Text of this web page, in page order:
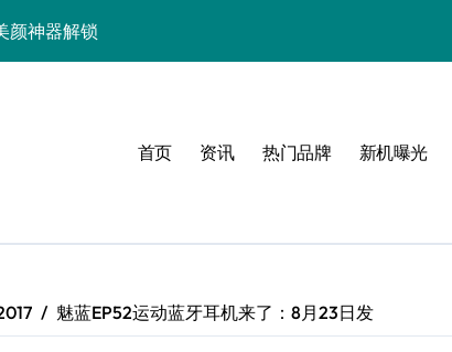
颜神器解锁
星时尚新高度！
秒变手机个性美学
三星个性炫彩新姿势
定制时尚新态度
叠间，尽显潮流魔力！
首页 资讯 热门品牌 新机曝光
魅蓝EP52运动蓝牙耳机来了：8月23日发